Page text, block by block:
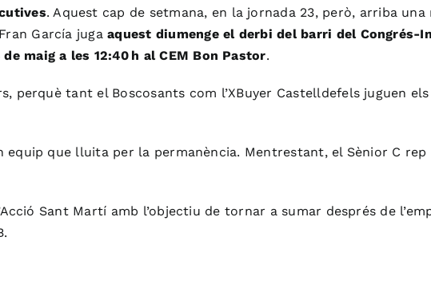
. Aquest cap de setmana, en la jornada 23, però, arriba
García jugaaquest diumenge el derbi del barri del Congrés-
maig a les 12:40 h al CEM Bon Pastor.
perquè tant el Boscosants com l’XBuyer Castelldefels juguen
equip que lluita per la permanència. Mentrestant, el Sènior C
Sant Martí amb l’objectiu de tornar a sumar després de